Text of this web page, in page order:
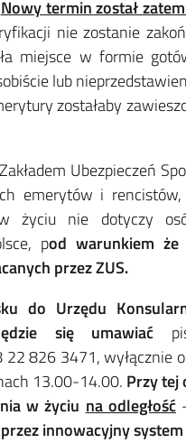
Nowy termin został
nie zostanie
miejsce w formie
lub
zostałaby
Ubezpieczeń
emerytów i
życiu nie dotyczy
pod warunkiem
przez ZUS.
do Urzędu
się umawiać
826 3471, wyłącznie
13.00-14.00. Przy tej
w życiu na odległość
innowacyjny